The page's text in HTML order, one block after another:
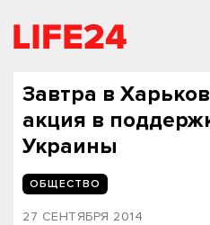
Завтра в
акция в
Украины
ОБЩЕСТВО
27 СЕНТЯБРЯ 2014